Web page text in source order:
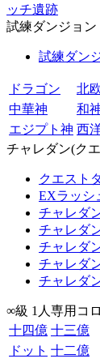
ッチ遺跡
試練ダンジョン
試練ダン
ドラゴン
北
中華神
和
エジプト神 西
チャレダン(ク
クエスト
EXラッシ
チャレダ
チャレダ
チャレダ
チャレダ
チャレダ
∞級 1人専用コ
十四億 十三億
ドット 十二億